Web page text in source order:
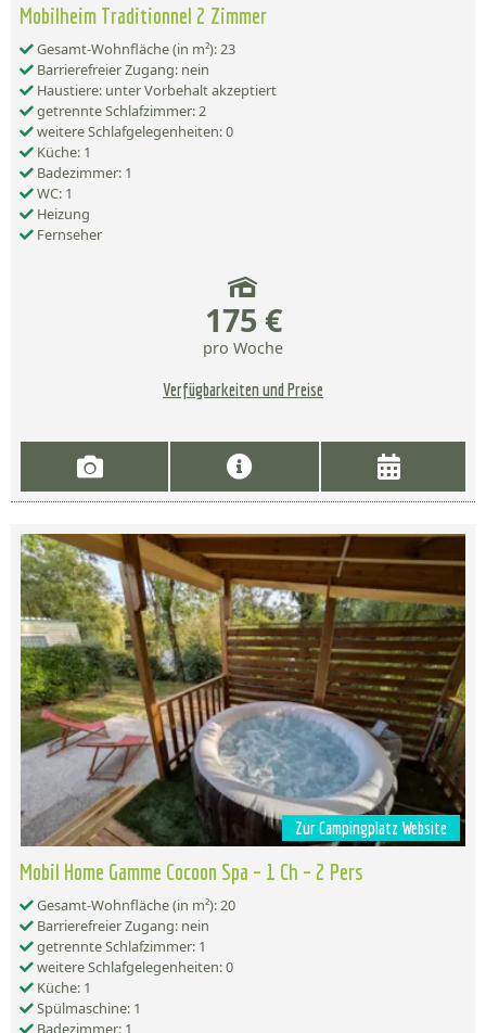
Mobilheim Traditionnel 2 Zimmer
Gesamt-Wohnfläche (in m²): 23
Barrierefreier Zugang: nein
Haustiere: unter Vorbehalt akzeptiert
getrennte Schlafzimmer: 2
weitere Schlafgelegenheiten: 0
Küche: 1
Badezimmer: 1
WC: 1
Heizung
Fernseher
175 €
pro Woche
Verfügbarkeiten und Preise
Zur Campingplatz Website
Mobil Home Gamme Cocoon Spa – 1 Ch – 2 Pers
Gesamt-Wohnfläche (in m²): 20
Barrierefreier Zugang: nein
getrennte Schlafzimmer: 1
weitere Schlafgelegenheiten: 0
Küche: 1
Spülmaschine: 1
Badezimmer: 1